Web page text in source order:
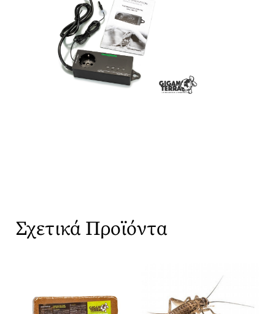
Σχετικά Προϊόντα